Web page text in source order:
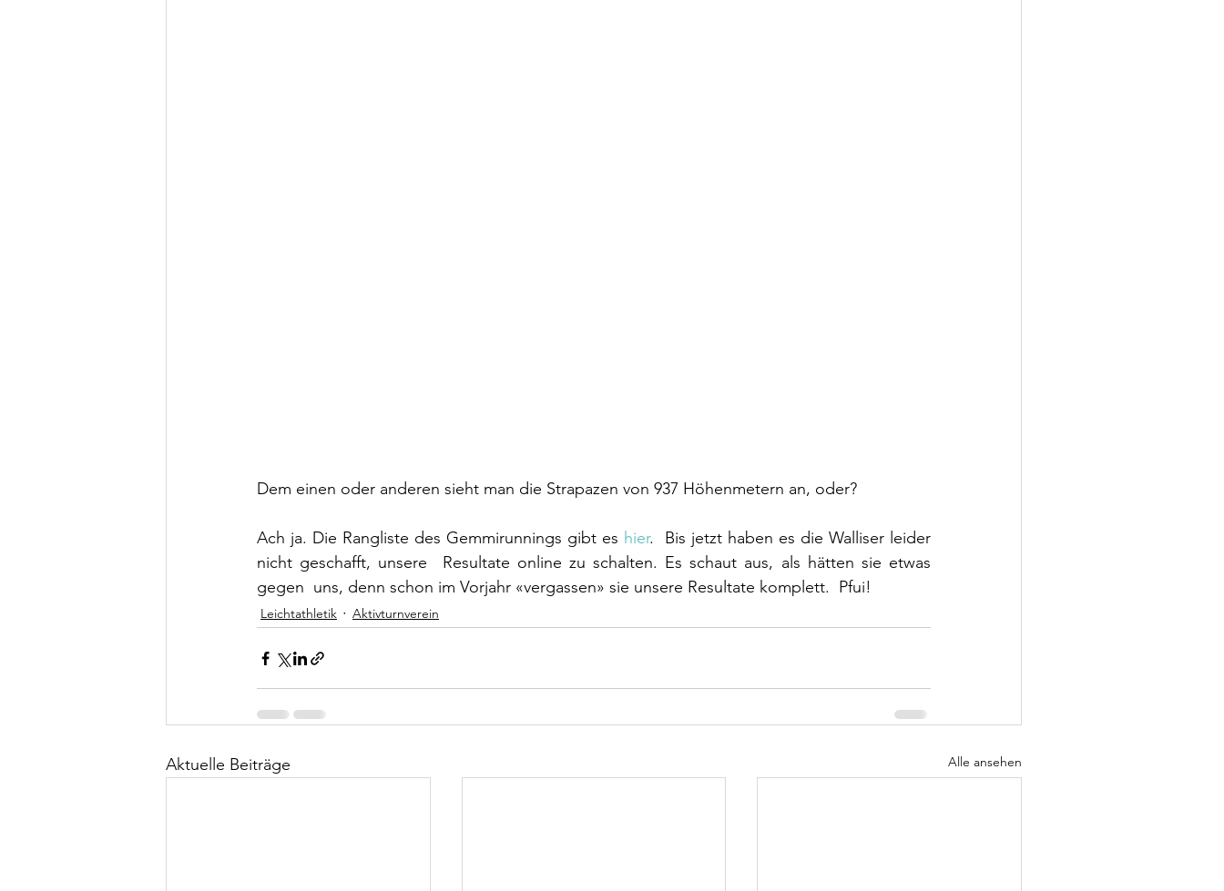
Dem einen oder anderen sieht man die Strapazen von 937 Höhenmetern an, oder?
Ach ja. Die Rangliste des Gemmirunnings gibt es hier.  Bis jetzt haben es die Walliser leider
nicht geschafft, unsere  Resultate online zu schalten. Es schaut aus, als hätten sie etwas
gegen  uns, denn schon im Vorjahr «vergassen» sie unsere Resultate komplett.  Pfui!
Leichtathletik Aktivturnverein
Aktuelle Beiträge Alle ansehen